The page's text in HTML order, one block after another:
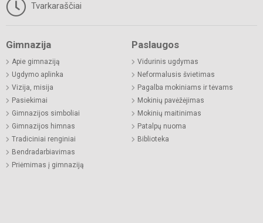
Tvarkaraščiai
Gimnazija
Apie gimnaziją
Ugdymo aplinka
Vizija, misija
Pasiekimai
Gimnazijos simboliai
Gimnazijos himnas
Tradiciniai renginiai
Bendradarbiavimas
Priėmimas į gimnaziją
Paslaugos
Vidurinis ugdymas
Neformalusis švietimas
Pagalba mokiniams ir tėvams
Mokinių pavėžėjimas
Mokinių maitinimas
Patalpų nuoma
Biblioteka